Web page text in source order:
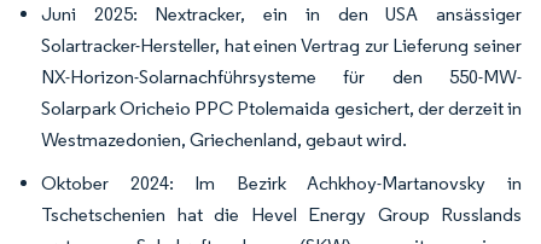
Juni 2025: Nextracker, ein in den USA ansässiger
Solartracker-Hersteller, hat einen Vertrag zur Lieferung seiner
NX-Horizon-Solarnachführsysteme für den 550-MW-
Solarpark Oricheio PPC Ptolemaida gesichert, der derzeit in
Westmazedonien, Griechenland, gebaut wird.
Oktober 2024: Im Bezirk Achkhoy-Martanovsky in
Tschetschenien hat die Hevel Energy Group Russlands